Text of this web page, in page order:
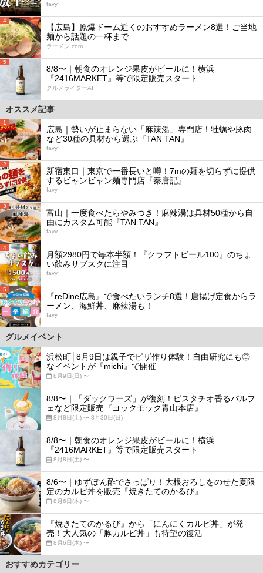
favy
4
【広島】原爆ドーム近くのおすすめラーメン8選！ご当地
麺から話題の一杯まで
ラーメン.com
5
8/8〜｜朝食のオレンジ果皮がビールに！横浜
『2416MARKET』等で限定販売スタート
グルメライターAI
オススメ記事
1
広島｜勢いが止まらない「麻辣湯」専門店！牡蠣や豚肉
など30種の具材から選ぶ『TAN TAN』
favy
2
新宿東口｜東京で一番長いと噂！7mの麺を切らずに提供
するビャンビャン麺専門店『秦唐記』
favy
3
富山｜一度食べたらやみつき！麻辣湯は具材50種から自
由にカスタム可能『TAN TAN』
favy
4
月額2980円で毎本半額！『クラフトビール100』のちょ
い飲みサブスクに注目
favy
5
『reDine広島』で食べたいランチ8選！唐揚げ定食からラ
ーメン、海鮮丼、麻辣湯も！
favy
グルメイベント
浜松町│8月9日は親子でピザ作り体験！自由研究にも◎
なイベントが『michi』で開催
8月9日(日) 〜
8/8〜｜「ダックワーズ」が復刻！ピスタチオ香るパルフ
ェなど限定販売『ヨックモック青山本店』
8月8日(土) 〜 8月30日(日)
8/8〜｜朝食のオレンジ果皮がビールに！横浜
『2416MARKET』等で限定販売スタート
8月8日(土) 〜
8/6〜｜ゆずぽん酢でさっぱり！大根おろしをのせた夏限
定のカルビ丼を販売『焼きたてのかるび』
8月6日(木) 〜
『焼きたてのかるび』から「にんにくカルビ丼」が発
売！大人気の「豚カルビ丼」も待望の復活
8月6日(木) 〜
おすすめカテゴリー